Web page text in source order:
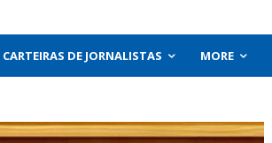
CARTEIRAS DE JORNALISTAS MORE